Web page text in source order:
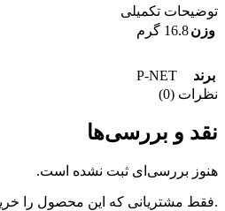
توضیحات تکمیلی
وزن16.8 گرم
برند
P-NET
نظرات (0)
نقد و بررسی‌ها
هنوز بررسی‌ای ثبت نشده است.
.فقط مشتریانی که این محصول را